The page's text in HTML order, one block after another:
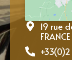
19 rue
FRANCE